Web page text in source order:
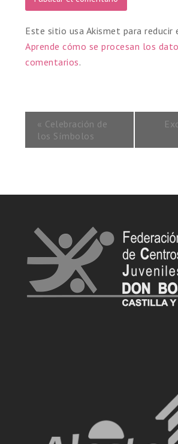
Este sitio usa Akismet para reducir
Aprende cómo se procesan los
comentarios.
« Celebración de
los Símbolos